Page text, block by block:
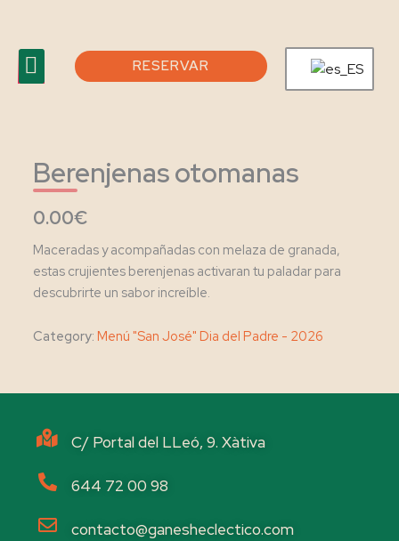
contenidoMenu RESERVAR
Berenjenas otomanas
0.00€
Maceradas y acompañadas con melaza de granada,
estas crujientes berenjenas activaran tu paladar para
descubrirte un sabor increíble.
Category: Menú "San José" Dia del Padre - 2026
C/ Portal del LLeó, 9. Xàtiva
644 72 00 98
contacto@ganesheclectico.com